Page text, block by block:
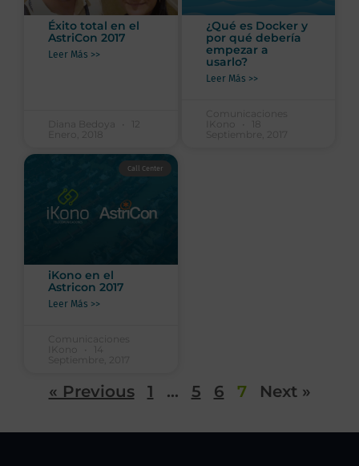
Éxito total en el
AstriCon 2017
Leer Más >>
Diana Bedoya
12
Enero, 2018
¿Qué es Docker y
por qué debería
empezar a
usarlo?
Leer Más >>
Comunicaciones
IKono
18
Septiembre, 2017
Call Center
iKono en el
Astricon 2017
Leer Más >>
Comunicaciones
IKono
14
Septiembre, 2017
« Previous 1 … 5 6 7 Next »